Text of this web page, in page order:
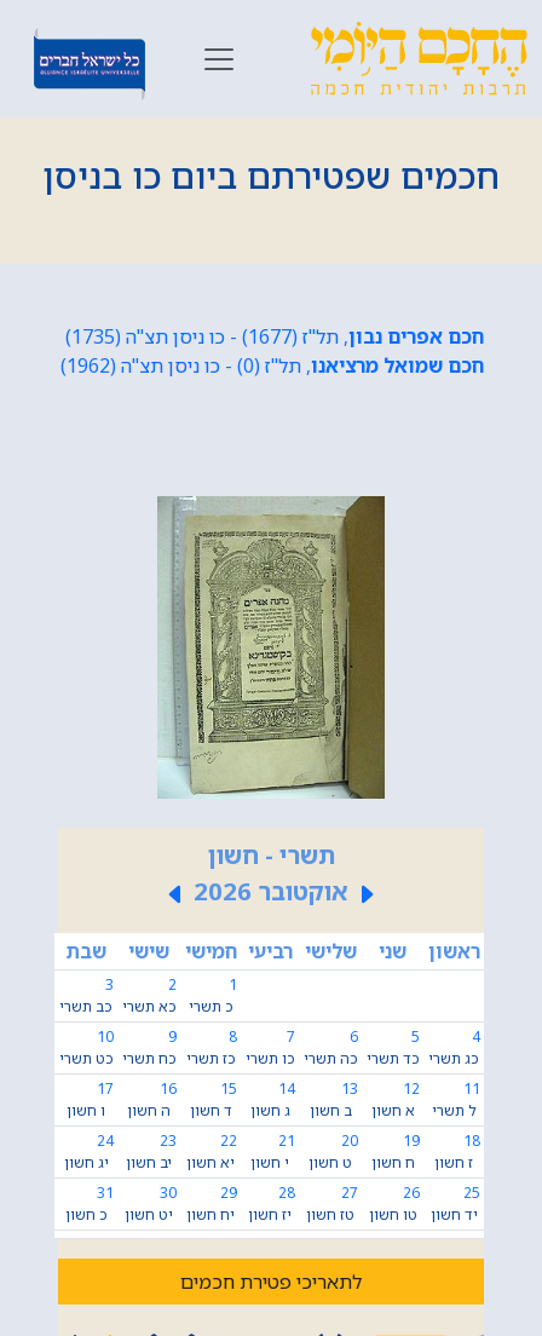
חכמים שפטירתם ביום כו בניסן
חכם אפרים נבון, תל"ז (1677) - כו ניסן תצ"ה (1735)
חכם שמואל מרציאנו, תל"ז (0) - כו ניסן תצ"ה (1962)
תשרי - חשון
אוקטובר 2026
ראשון שני שלישי רביעי חמישי שישי שבת
1
כ תשרי
2
כא תשרי
3
כב תשרי
4
כג תשרי
5
כד תשרי
6
כה תשרי
7
כו תשרי
8
כז תשרי
9
כח תשרי
10
כט תשרי
11
ל תשרי
12
א חשון
13
ב חשון
14
ג חשון
15
ד חשון
16
ה חשון
17
ו חשון
18
ז חשון
19
ח חשון
20
ט חשון
21
י חשון
22
יא חשון
23
יב חשון
24
יג חשון
25
יד חשון
26
טו חשון
27
טז חשון
28
יז חשון
29
יח חשון
30
יט חשון
31
כ חשון
לתאריכי פטירת חכמים